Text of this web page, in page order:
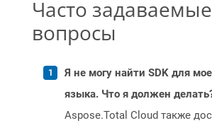
Часто задаваемые
вопросы
Я не могу найти SDK для
языка. Что я должен
Aspose.Total Cloud также